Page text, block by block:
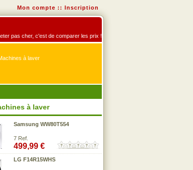
Mon compte :: Inscription
pas cher, c'est de comparer les prix !
à laver
à laver
Samsung WW80T554
7 Ref.
499,99 €
LG F14R15WHS